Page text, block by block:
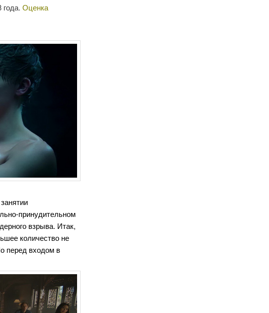
года.Оценка
принудительном
взрыва. Итак,
количество не
перед входом в